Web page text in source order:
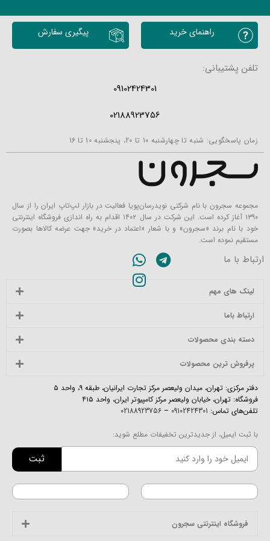
راهنمای خرید پیگیری سفارش
تلفن پشتیبانی:
09102424301
02188923756
زمان پاسخگویی: شنبه تا چهارشنبه 10 تا 20، پنجشنبه 10 تا 16
مجموعه سجرون با نام شرکتی نویدرسان‌پویا فعالیت در بازار لپ‌تاپ ایران را از سال
۱۳۹۰ آغاز کرده است. این شرکت در سال ۱۴۰۲ اقدام به راه اندازی فروشگاه اینترنتی
خود با نام برند «سجرون» و با شعار «اعتماد در خرید» جهت عرضه کالاها بصورت
مستقیم نموده است.
ارتباط با ما
لینک های مهم
ارتباط باما
دسته بندی محصولات
پرفروش ترین محصولات
دفتر مرکزی: تهران، میدان ولیعصر مرکز تجارت ایرانیان، طبقه ۹، واحد ۵
فروشگاه: تهران، خیابان ولیعصر مرکز کامپیوتر ایران، واحد ۴۱۵
تلفن‌های تماس: 09102424301
–
02188923756
با ثبت ایمیل، از جدیدترین تخفیفات مطلع شوید:
ثبت
فروشگاه اینترنتی سجرون